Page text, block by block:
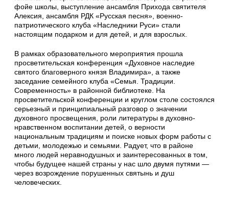
фойе школы, выступление ансамбля Прихода святителя
Алексия, ансамбля РДК «Русская песня», военно-
патриотического клуба «Наследники Руси» стали
настоящим подарком и для детей, и для взрослых.
В рамках образовательного мероприятия прошла
просветительская конференция «Духовное наследие
святого благоверного князя Владимира», а также
заседание семейного клуба «Семья. Традиции.
Современность» в районной библиотеке. На
просветительской конференции и круглом столе состоялся
серьезный и принципиальный разговор о значении
духовного просвещения, роли литературы в духовно-
нравственном воспитании детей, о верности
национальным традициям и поиске новых форм работы с
детьми, молодежью и семьями. Радует, что в районе
много людей неравнодушных и заинтересованных в том,
чтобы будущее нашей страны у нас шло двумя путями —
через возрождение порушенных святынь и душ
человеческих.